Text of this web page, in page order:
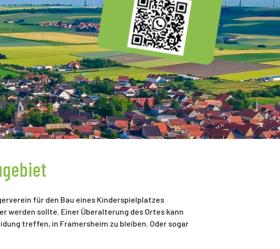
für den Bau eines Kinderspielplatzes
werden sollte. Einer Überalterung des Ortes kann
treffen, in Framersheim zu bleiben. Oder sogar